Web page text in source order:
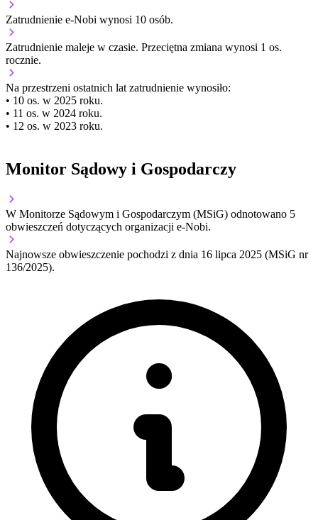
Zatrudnienie e-Nobi wynosi 10 osób.
Zatrudnienie maleje w czasie. Przeciętna zmiana wynosi 1 os.
rocznie.
Na przestrzeni ostatnich lat zatrudnienie wynosiło:
• 10 os. w 2025 roku.
• 11 os. w 2024 roku.
• 12 os. w 2023 roku.
Monitor Sądowy i Gospodarczy
W Monitorze Sądowym i Gospodarczym (MSiG) odnotowano 5
obwieszczeń dotyczących organizacji e-Nobi.
Najnowsze obwieszczenie pochodzi z dnia 16 lipca 2025 (MSiG nr
136/2025).